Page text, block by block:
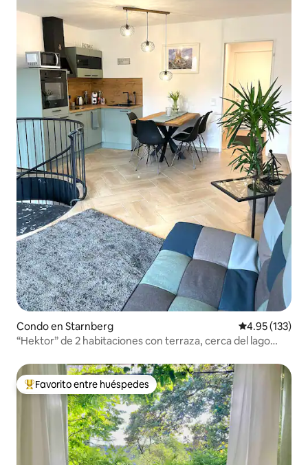
Condo en Starnberg Calificación
4.95 (133)
“Hektor” de 2 habitaciones con terraza, cerca del lago
Favorito entre huéspedes preferido
Favorito entre huéspedes